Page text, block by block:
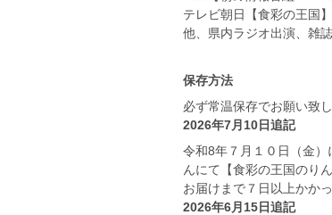
テレビ朝日【食彩の王国】
他、県内ラジオ出演、雑
保存方法
必ず常温保存でお願い致
2026年7月10日追記
令和8年７月１０日（金
んにて【食彩の王国のり
お届けまで７日以上かか
2026年6月15日追記